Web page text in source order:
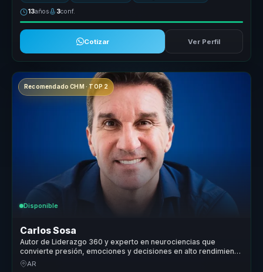
13años 3conf.
Cotizar Ver Perfil
Recomendado CHM · TOP 2
Disponible
Carlos Sosa
Autor de Liderazgo 360 y experto en neurociencias que
convierte presión, emociones y decisiones en alto rendimiento
para líderes y equipos.
AR